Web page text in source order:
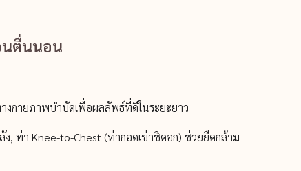
นตื่นนอน
งกายภาพบำบัดเพื่อผลลัพธ์ที่ดีในระยะยาว
, ท่า Knee-to-Chest (ท่ากอดเข่าชิดอก) ช่วยยืดกล้าม